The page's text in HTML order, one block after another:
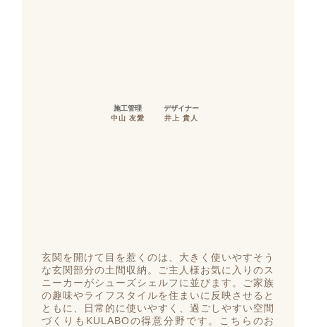
施工管理
中山 友愛
デザイナー
井上 貴人
玄関を開けて目を惹くのは、大きく使いやすそう
な玄関部分の土間収納。ご主人様お気に入りのス
ニーカーがシューズシェルフに並びます。ご家族
の趣味やライフスタイルを住まいに反映させると
ともに、日常的に使いやすく、過ごしやすい空間
づくりもKULABOの得意分野です。こちらのお